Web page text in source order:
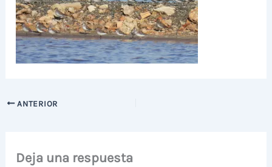
ANTERIOR
Deja una respuesta